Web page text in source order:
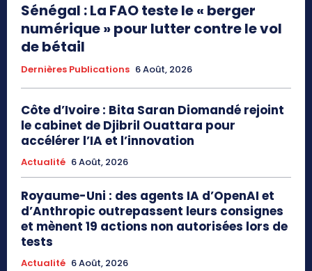
Sénégal : La FAO teste le « berger
numérique » pour lutter contre le vol
de bétail
Dernières Publications 6 Août, 2026
Côte d’Ivoire : Bita Saran Diomandé rejoint
le cabinet de Djibril Ouattara pour
accélérer l’IA et l’innovation
Actualité 6 Août, 2026
Royaume-Uni : des agents IA d’OpenAI et
d’Anthropic outrepassent leurs consignes
et mènent 19 actions non autorisées lors de
tests
Actualité 6 Août, 2026